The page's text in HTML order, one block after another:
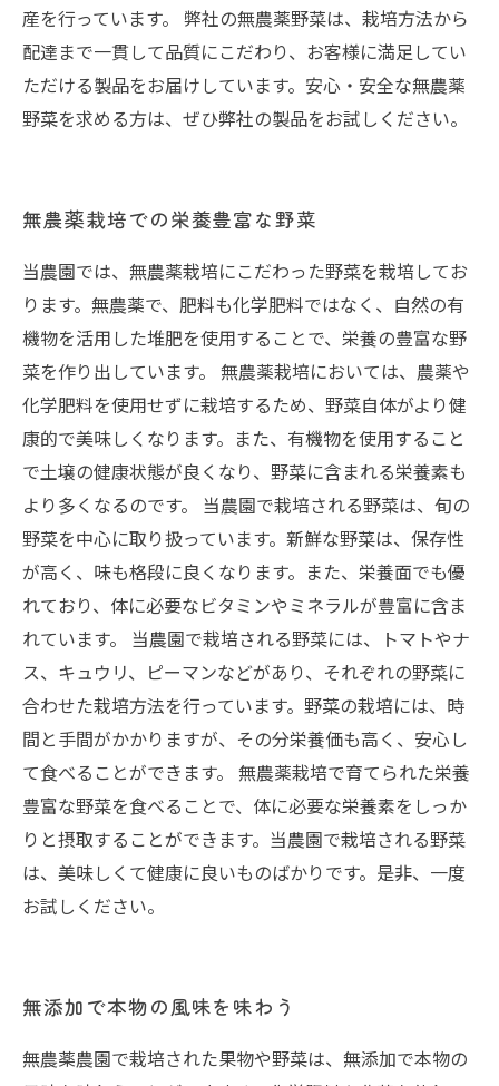
産を行っています。 弊社の無農薬野菜は、栽培方法から
配達まで一貫して品質にこだわり、お客様に満足してい
ただける製品をお届けしています。安心・安全な無農薬
野菜を求める方は、ぜひ弊社の製品をお試しください。
無農薬栽培での栄養豊富な野菜
当農園では、無農薬栽培にこだわった野菜を栽培してお
ります。無農薬で、肥料も化学肥料ではなく、自然の有
機物を活用した堆肥を使用することで、栄養の豊富な野
菜を作り出しています。 無農薬栽培においては、農薬や
化学肥料を使用せずに栽培するため、野菜自体がより健
康的で美味しくなります。また、有機物を使用すること
で土壌の健康状態が良くなり、野菜に含まれる栄養素も
より多くなるのです。 当農園で栽培される野菜は、旬の
野菜を中心に取り扱っています。新鮮な野菜は、保存性
が高く、味も格段に良くなります。また、栄養面でも優
れており、体に必要なビタミンやミネラルが豊富に含ま
れています。 当農園で栽培される野菜には、トマトやナ
ス、キュウリ、ピーマンなどがあり、それぞれの野菜に
合わせた栽培方法を行っています。野菜の栽培には、時
間と手間がかかりますが、その分栄養価も高く、安心し
て食べることができます。 無農薬栽培で育てられた栄養
豊富な野菜を食べることで、体に必要な栄養素をしっか
りと摂取することができます。当農園で栽培される野菜
は、美味しくて健康に良いものばかりです。是非、一度
お試しください。
無添加で本物の風味を味わう
無農薬農園で栽培された果物や野菜は、無添加で本物の